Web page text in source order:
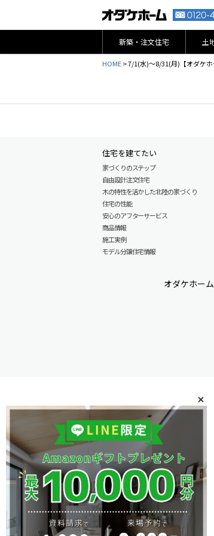
新築・注文住宅 土
HOME>7/1(水)～8/31(月)【オダケホ
住宅を建てたい
家づくりのステップ
自由設計注文住宅
木の特性を活かした北陸の家づくり
住宅の性能
安心のアフターサービス
商品情報
施工実例
モデル分譲住宅情報
オダケホー